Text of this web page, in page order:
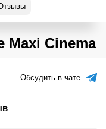
Maxi Cinema
Обсудить в чате